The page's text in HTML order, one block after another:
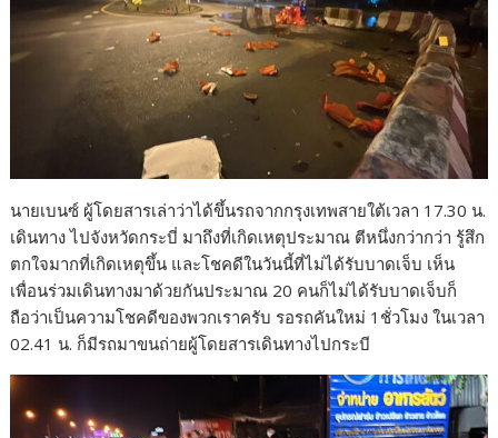
นายเบนซ์ ผู้โดยสารเล่าว่าได้ขึ้นรถจากกรุงเทพสายใต้เวลา 17.30 น.
เดินทาง ไปจังหวัดกระบี่ มาถึงที่เกิดเหตุประมาณ ตีหนึ่งกว่ากว่า รู้สึก
ตกใจมากที่เกิดเหตุขึ้น และโชคดีในวันนี้ที่ไม่ได้รับบาดเจ็บ เห็น
เพื่อนร่วมเดินทางมาด้วยกันประมาณ 20 คนก็ไม่ได้รับบาดเจ็บก็
ถือว่าเป็นความโชคดีของพวกเราครับ รอรถคันใหม่ 1ชั่วโมง ในเวลา
02.41 น. ก็มีรถมาขนถ่ายผู้โดยสารเดินทางไปกระบี